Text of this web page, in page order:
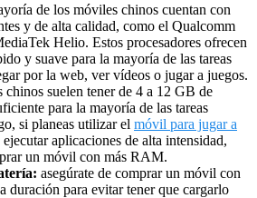
de los móviles chinos cuentan con
y de alta calidad, como el Qualcomm
Helio. Estos procesadores ofrecen
y suave para la mayoría de las tareas
por la web, ver vídeos o jugar a juegos.
chinos suelen tener de 4 a 12 GB de
para la mayoría de las tareas
si planeas utilizar el móvil para jugar a
ejecutar aplicaciones de alta intensidad,
un móvil con más RAM.
asegúrate de comprar un móvil con
duración para evitar tener que cargarlo